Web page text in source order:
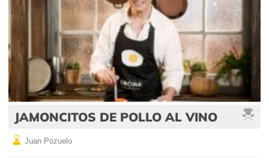
JAMONCITOS DE POLLO AL VINO
Juan Pozuelo